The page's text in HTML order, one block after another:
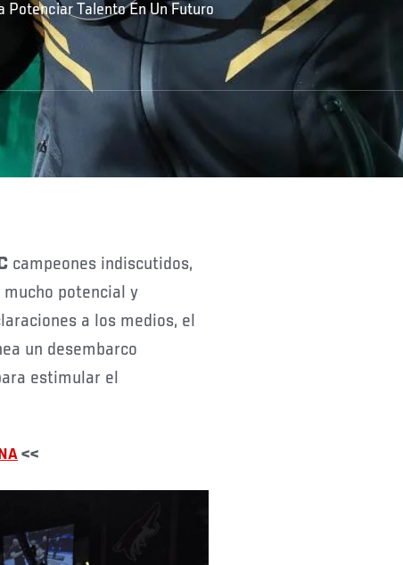
Potenciar Talento En Un Futuro
campeones indiscutidos,
potencial y
a los medios, el
un desembarco
estimular el
<<